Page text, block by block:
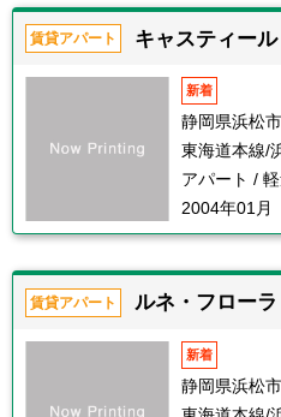
賃貸アパート キャスティー
新着
静岡県浜松
東海道本線/
アパート /
2004年01月
賃貸アパート ルネ・フローラ
新着
静岡県浜松